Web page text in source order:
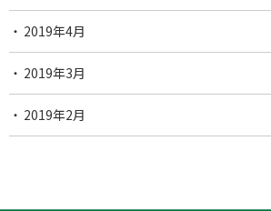
2019年4月
2019年3月
2019年2月